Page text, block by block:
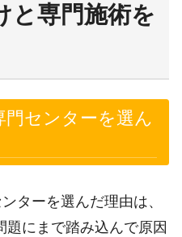
と専門施術を
門センターを選ん
ターを選んだ理由は、
にまで踏み込んで原因